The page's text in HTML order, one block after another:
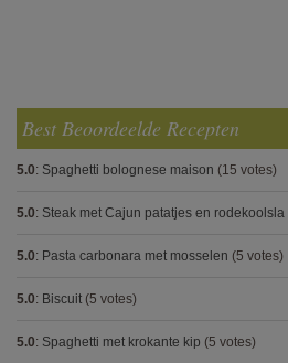
Best Beoordeelde Recepten
5.0: Spaghetti bolognese maison (15 votes)
5.0: Steak met Cajun patatjes en rodekoolsla
5.0: Pasta carbonara met mosselen (5 votes)
5.0: Biscuit (5 votes)
5.0: Spaghetti met krokante kip (5 votes)